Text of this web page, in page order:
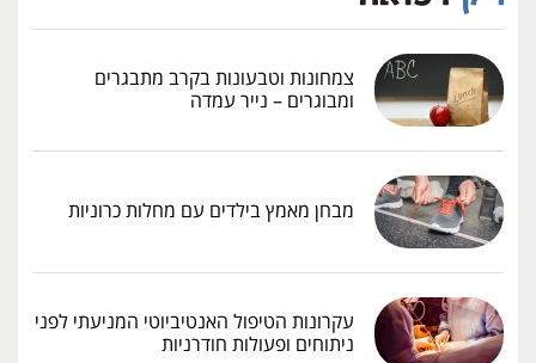
צמחונות וטבעונות בקרב מתבגרים
ומבוגרים – נייר עמדה
מבחן מאמץ בילדים עם מחלות כרוניות
עקרונות הטיפול האנטיביוטי המניעתי לפני
ניתוחים ופעולות חודרניות